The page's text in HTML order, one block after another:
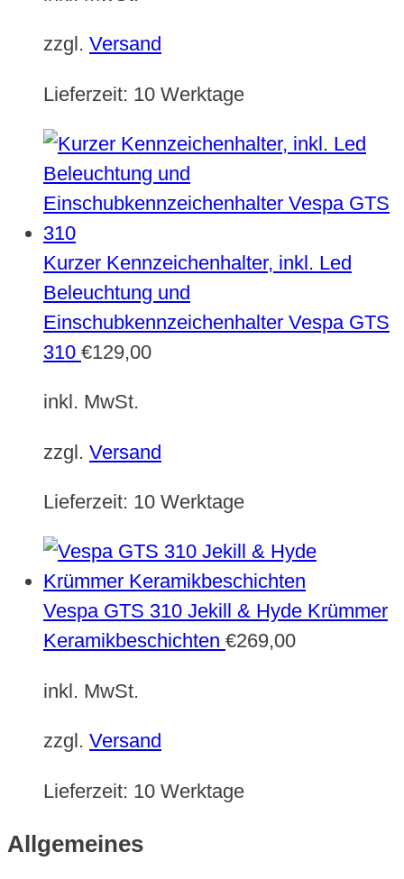
zzgl. Versand
Lieferzeit: 10 Werktage
Kurzer Kennzeichenhalter, inkl. Led
Beleuchtung und
Einschubkennzeichenhalter Vespa GTS
310 €129,00
inkl. MwSt.
zzgl. Versand
Lieferzeit: 10 Werktage
Vespa GTS 310 Jekill & Hyde Krümmer
Keramikbeschichten €269,00
inkl. MwSt.
zzgl. Versand
Lieferzeit: 10 Werktage
Allgemeines